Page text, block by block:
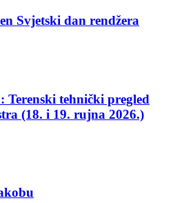
Svjetski dan rendžera
Terenski tehnički pregled
(18. i 19. rujna 2026.)